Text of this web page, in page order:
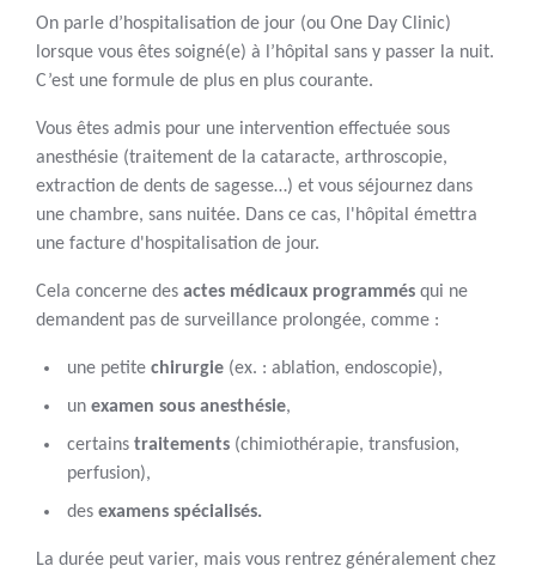
On parle d’hospitalisation de jour (ou One Day Clinic)
lorsque vous êtes soigné(e) à l’hôpital sans y passer la nuit.
C’est une formule de plus en plus courante.
Vous êtes admis pour une intervention effectuée sous
anesthésie (traitement de la cataracte, arthroscopie,
extraction de dents de sagesse…) et vous séjournez dans
une chambre, sans nuitée. Dans ce cas, l'hôpital émettra
une facture d'hospitalisation de jour.
Cela concerne des actes médicaux programmés qui ne
demandent pas de surveillance prolongée, comme :
une petite chirurgie (ex. : ablation, endoscopie),
un examen sous anesthésie,
certains traitements (chimiothérapie, transfusion,
perfusion),
des examens spécialisés.
La durée peut varier, mais vous rentrez généralement chez